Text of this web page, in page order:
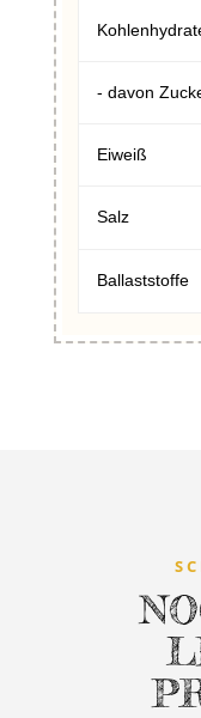
- davon
Eiweiß
Salz
Ballaststoffe